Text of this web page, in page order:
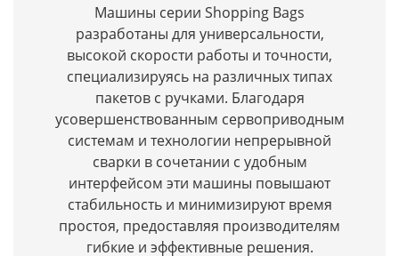
Машины серии Shopping Bags
разработаны для универсальности,
высокой скорости работы и точности,
специализируясь на различных типах
пакетов с ручками. Благодаря
усовершенствованным сервоприводным
системам и технологии непрерывной
сварки в сочетании с удобным
интерфейсом эти машины повышают
стабильность и минимизируют время
простоя, предоставляя производителям
гибкие и эффективные решения.